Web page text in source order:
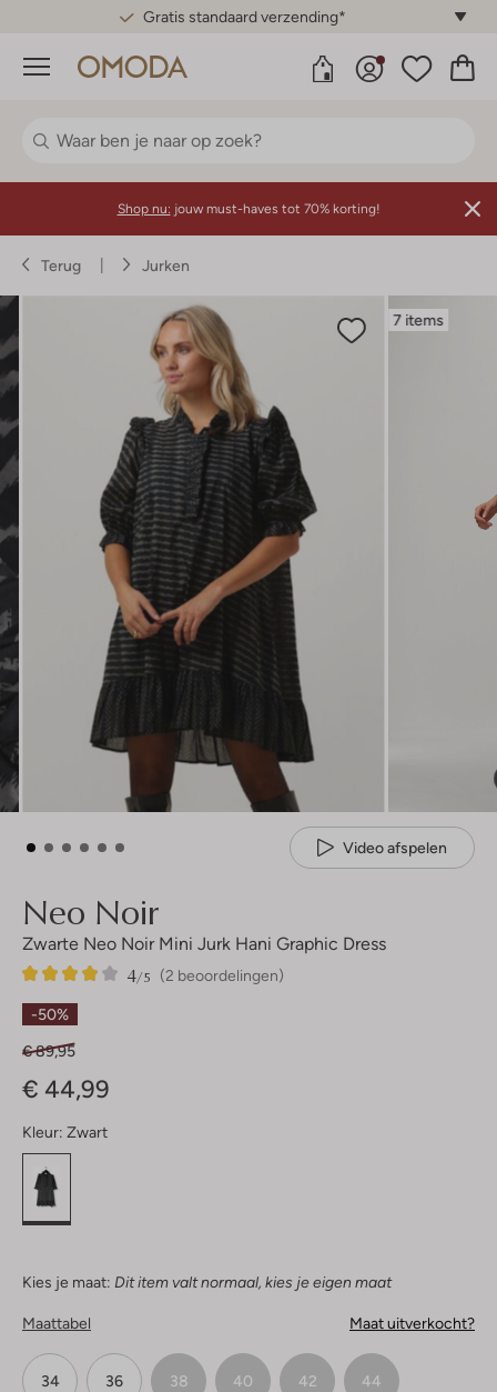
Gratis standaard verzending*
Menu
Shop nu: jouw must-haves tot 70% korting!
Terug Jurken
7 items
Video afspelen
Neo Noir
Zwarte Neo Noir Mini Jurk Hani Graphic Dress
(2 beoordelingen)
4/5
2
4
Sterren
-50%
€ 89,95
€ 44,99
Kleur: Zwart
Kies je maat: Dit item valt normaal, kies je eigen maat
Maattabel Maat uitverkocht?
34 36 38 40 42 44